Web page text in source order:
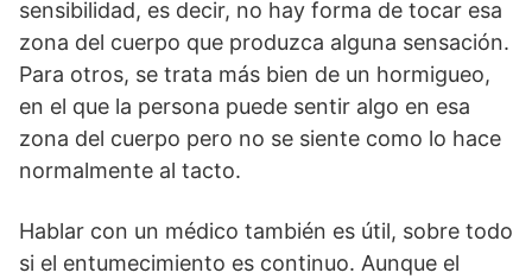
sensibilidad, es decir, no hay forma de tocar esa
zona del cuerpo que produzca alguna sensación.
Para otros, se trata más bien de un hormigueo,
en el que la persona puede sentir algo en esa
zona del cuerpo pero no se siente como lo hace
normalmente al tacto.
Hablar con un médico también es útil, sobre todo
si el entumecimiento es continuo. Aunque el